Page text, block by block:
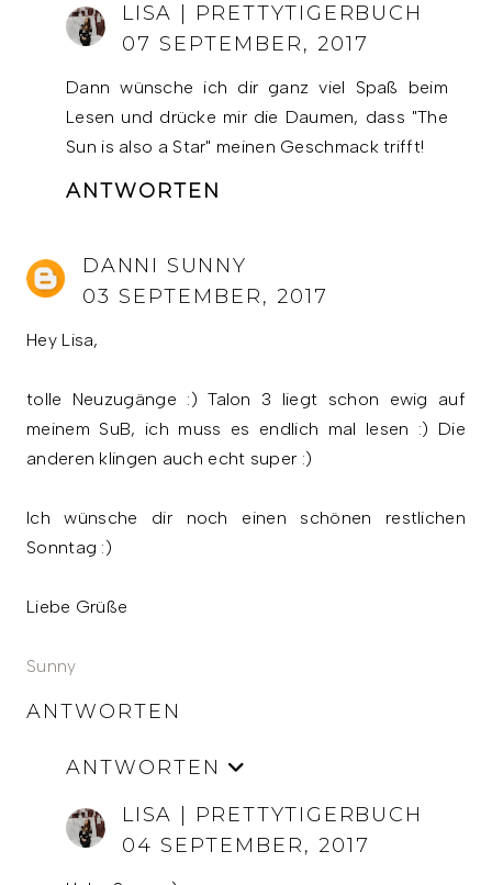
LISA | PRETTYTIGERBUCH
07 SEPTEMBER, 2017
Dann wünsche ich dir ganz viel Spaß beim
Lesen und drücke mir die Daumen, dass "The
Sun is also a Star" meinen Geschmack trifft!
ANTWORTEN
DANNI SUNNY
03 SEPTEMBER, 2017
Hey Lisa,
tolle Neuzugänge :) Talon 3 liegt schon ewig auf
meinem SuB, ich muss es endlich mal lesen :) Die
anderen klingen auch echt super :)
Ich wünsche dir noch einen schönen restlichen
Sonntag :)
Liebe Grüße
Sunny
ANTWORTEN
ANTWORTEN
LISA | PRETTYTIGERBUCH
04 SEPTEMBER, 2017